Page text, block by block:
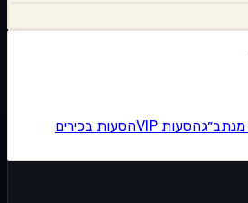
מנתב״גהסעות VIP הסעות בכירים